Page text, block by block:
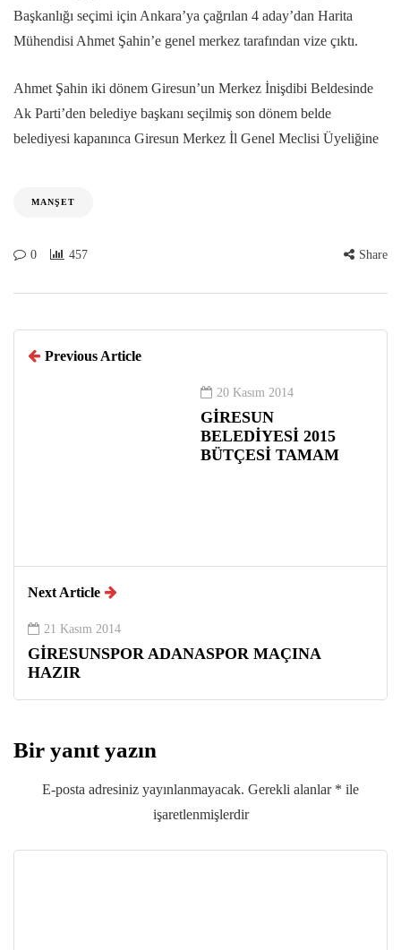
Başkanlığı seçimi için Ankara’ya çağrılan 4 aday’dan Harita
Mühendisi Ahmet Şahin’e genel merkez tarafından vize çıktı.
Ahmet Şahin iki dönem Giresun’un Merkez İnişdibi Beldesinde
Ak Parti’den belediye başkanı seçilmiş son dönem belde
belediyesi kapanınca Giresun Merkez İl Genel Meclisi Üyeliğine
MANŞET
0 457 Share
Previous Article
20 Kasım 2014
GİRESUN
BELEDİYESİ 2015
BÜTÇESİ TAMAM
Next Article
21 Kasım 2014
GİRESUNSPOR ADANASPOR MAÇINA
HAZIR
Bir yanıt yazın
E-posta adresiniz yayınlanmayacak. Gerekli alanlar * ile
işaretlenmişlerdir